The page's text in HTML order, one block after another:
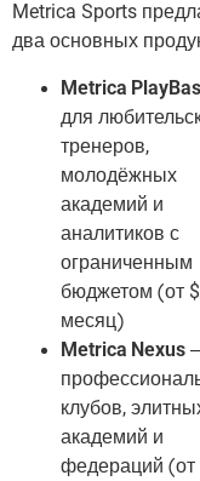
Metrica Sports
два основных
Metrica
для
тренеров,
молодёжных
академий и
аналитиков с
ограниченным
бюджетом (от
месяц)
Metrica Nexus
клубов,
академий и
федераций